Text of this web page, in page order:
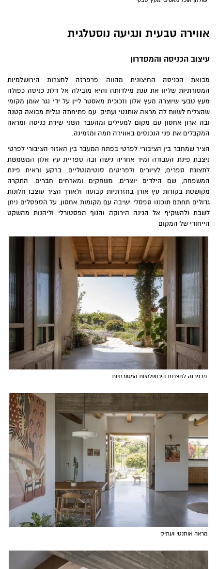
אווירה טבעית ונגיעה נוסטלגית
עיצוב הכניסה והמסדרון
מבואת הכניסה החיצונית מהווה פרפרזה לחצרות הירושלמיות
המסורתיות שליוו את ענת מילדותה והיא מובילה אל דלת כניסה כפולה
מעץ טבעי שיוצרה מעץ אלון וזכוכית מאסטר ליין על ידי נגר אומן מקומי
שהצליח לשוות לה מראה אותנטי ועתיק. עם פתיחתה נגלית מבואה קטנה
ובה ארון אחסון עם מקום למעילים ומהעבר השני שידת כניסה ומראה
המקבלים את פני הנכנסים באווירה חמה ומזמינה.
הציר שמחבר בין הציבורי לפרטי בפתח המעבר בין האזור הציבורי לפרטי
ניצבת פינת העבודה ומיד אחריה נישה ובה ספריית עץ אלון המשמשת
לתצוגת ספרים, לציורים ולפריטים סנטימנטליים. ברקע נראית פינת
המשפחה, שם הילדים יוצרים, משחקים ומארחים חברים. התקרה
מקושטת בקורות עץ אורן בחזרתיות קבועה ולאורך הציר עוצבו חלונות
גדולים תחתם תוכננו ספסלי ישיבה עם מקומות אחסון, על הספסלים ניתן
לשבת ולהשקיף אל הגינה הירוקה והנוף הפסטורלי וליהנות מהשקט
הייחודי של המקום
פרפרזה לחצרות הירושלמיות המסורתיות
מראה אותנטי ועתיק